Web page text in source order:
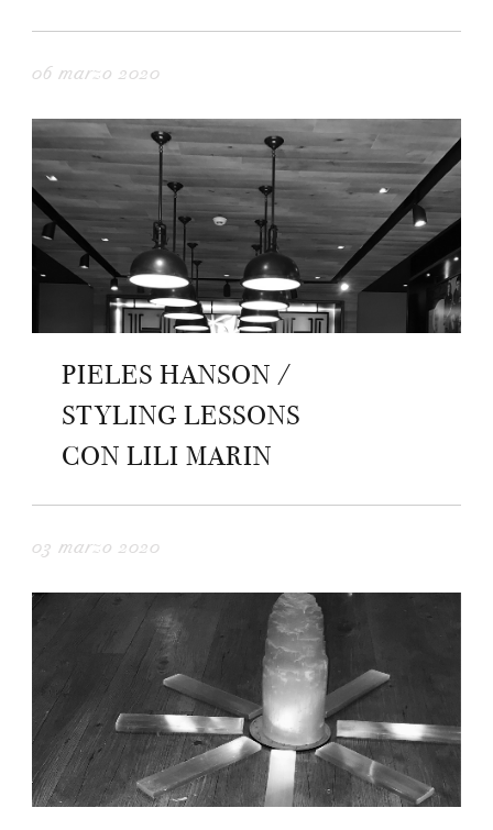
06 marzo 2020
PIELES HANSON /
STYLING LESSONS
CON LILI MARIN
03 marzo 2020